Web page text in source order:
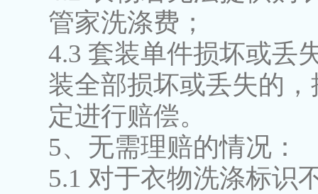
管家洗涤费；
4.3 套装单件损坏或丢
装全部损坏或丢失的
定进行赔偿。
5、无需理赔的情况：
5.1 对于衣物洗涤标识